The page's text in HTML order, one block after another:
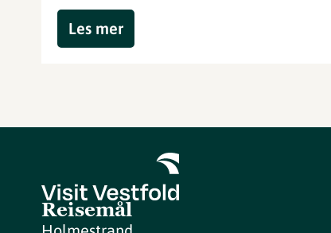
Les mer
Reisemål